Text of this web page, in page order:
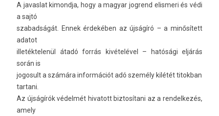
A javas­lat kimondja, hogy a magyar jog­rend elis­meri és védi
a sajtó
szabad­ságát. Ennek érdekében az újságíró – a minősített
adatot
il­leték­telenül átadó forrás kivételével – hatósági eljárás
során is
jogosult a számára in­for­mációt adó személy kilétét titok­ban
tar­tani.
Az újságírók védelmét hivatott bi­ztosítani az a re­ndel­kezés,
amely